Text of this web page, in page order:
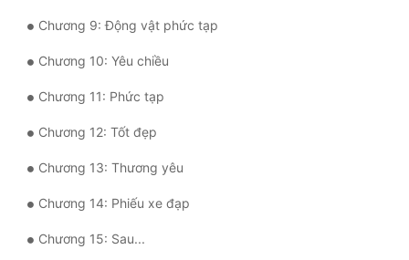
Lịch Sử
Mưu Mô
Mạt Thế
Mỹ Thực
Ngôn Tình
Ngược
Nữ Cường
Chương 9: Động vật phức tạp
Chương 10: Yêu chiều
Chương 11: Phức tạp
Chương 12: Tốt đẹp
Chương 13: Thương yêu
Chương 14: Phiếu xe đạp
Chương 15: Sau...